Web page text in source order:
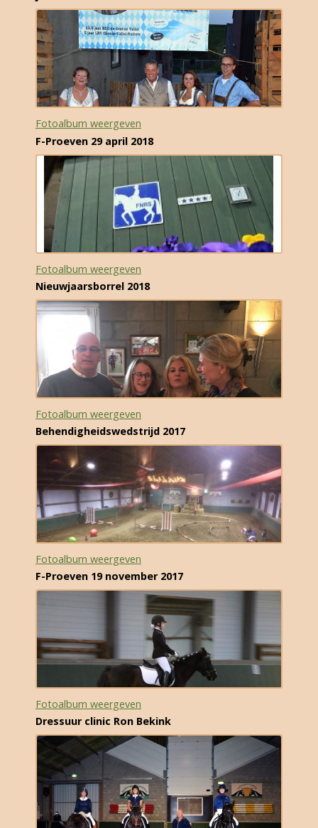
Fotoalbum weergeven
F-Proeven 29 april 2018
Fotoalbum weergeven
Nieuwjaarsborrel 2018
Fotoalbum weergeven
Behendigheidswedstrijd 2017
Fotoalbum weergeven
F-Proeven 19 november 2017
Fotoalbum weergeven
Dressuur clinic Ron Bekink